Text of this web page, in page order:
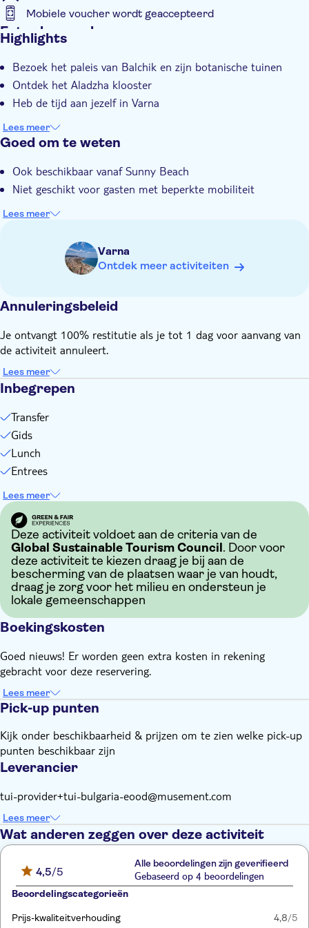
Mobiele voucher wordt geaccepteerd
Extra kenmerken
Instant confirmation
Met maaltijd
E-Voucher
Hotel pick-up
Highlights
Bezoek het paleis van Balchik en zijn botanische tuinen
Ontdek het Aladzha klooster
Heb de tijd aan jezelf in Varna
Lees meer
Goed om te weten
Ook beschikbaar vanaf Sunny Beach
Niet geschikt voor gasten met beperkte mobiliteit
Lees meer
Varna
Ontdek meer activiteiten
Annuleringsbeleid
Je ontvangt 100% restitutie als je tot 1 dag voor aanvang van
de activiteit annuleert.
Lees meer
Inbegrepen
Transfer
Gids
Lunch
Entrees
Lees meer
Deze activiteit voldoet aan de criteria van de
Global Sustainable Tourism Council . Door voor
deze activiteit te kiezen draag je bij aan de
bescherming van de plaatsen waar je van houdt,
draag je zorg voor het milieu en ondersteun je
lokale gemeenschappen
Boekingskosten
Goed nieuws! Er worden geen extra kosten in rekening
gebracht voor deze reservering.
Lees meer
Pick-up punten
Kijk onder beschikbaarheid & prijzen om te zien welke pick-up
punten beschikbaar zijn
Leverancier
tui-provider+tui-bulgaria-eood@musement.com
Lees meer
Wat anderen zeggen over deze activiteit
4,5/5
Alle beoordelingen zijn geverifieerd
Gebaseerd op 4 beoordelingen
Beoordelingscategorieën
Prijs-kwaliteitverhouding 4,8/5